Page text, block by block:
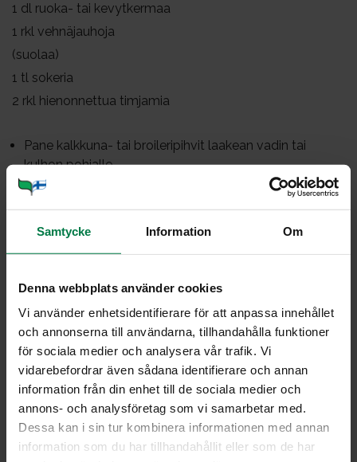
Samtycke Information Om
Denna webbplats använder cookies
Vi använder enhetsidentifierare för att anpassa innehållet
och annonserna till användarna, tillhandahålla funktioner
för sociala medier och analysera vår trafik. Vi
vidarebefordrar även sådana identifierare och annan
information från din enhet till de sociala medier och
annons- och analysföretag som vi samarbetar med.
Dessa kan i sin tur kombinera informationen med annan
information som du har tillhandahållit eller som de har
1 dl ruoka- tai kevytkermaa
1 rkl vehnäjauhoja
(suolaa)
1 tl sokeria
2 rkl hienonnettua timjamia
Pane kalkkuna- tai broileripihvit laakean vadin tai
kulhon pohjalle.
Survo karviaismarjat ja mausta survos pippurilla ja
soijakastikkeella sekä halutessasi chilikastikkeella.
Kaada seos pihveille ja siirrä pihvit peitettyinä
marinoitumaanjääkaappiin muutamaksi tunniksi tai yön
Nosta pihvit marinadista ja paista nopeasti paistin- tai
vokkipannussa kauniin ruskeiksi.
Kaada marinadi pannulle pihvien sekaan ja hauduta
pihvit kypsiksi miedolla lämmöllä kannen alla noin 10
minuutin ajan.
Nosta pihvit pannulta ja pidä lämpiminä.
Sekoita vehnäjauhot kerman joukkoon ja kaada
karviaismarjaseoksen joukkoon koko ajan sekoittaen.